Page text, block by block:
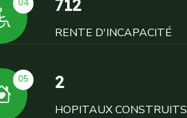
04 712
RENTE D'INCAPACITÉ
05 2
HOPITAUX CONSTRUITS